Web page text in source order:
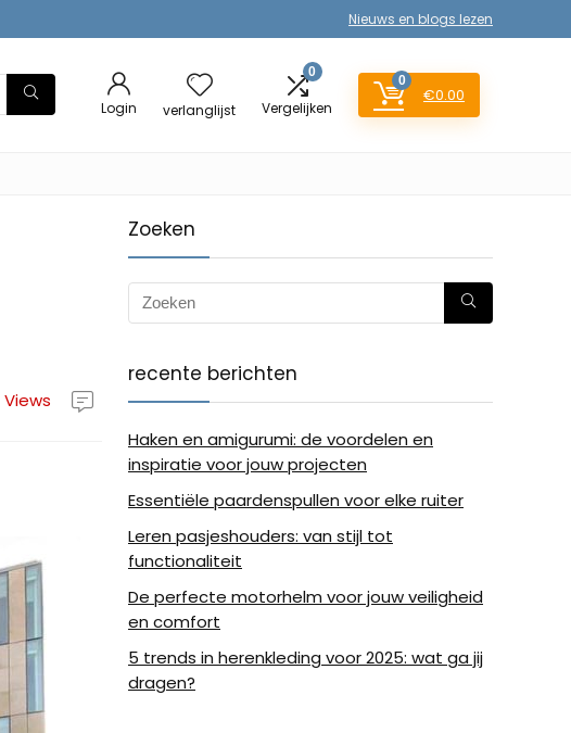
Nieuws en blogs lezen
Login verlanglijst
0
Vergelijken
0
€0.00
Views
Zoeken
recente berichten
Haken en amigurumi: de voordelen en
inspiratie voor jouw projecten
Essentiële paardenspullen voor elke ruiter
Leren pasjeshouders: van stijl tot
functionaliteit
De perfecte motorhelm voor jouw veiligheid
en comfort
5 trends in herenkleding voor 2025: wat ga jij
dragen?